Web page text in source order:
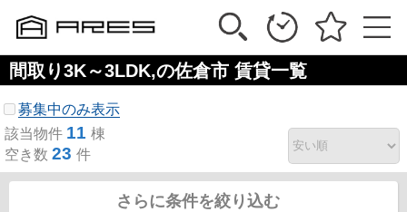
間取り3K～3LDK,の佐倉市 賃貸一覧
募集中のみ表示
該当物件 11 棟
空き数 23 件
さらに条件を絞り込む